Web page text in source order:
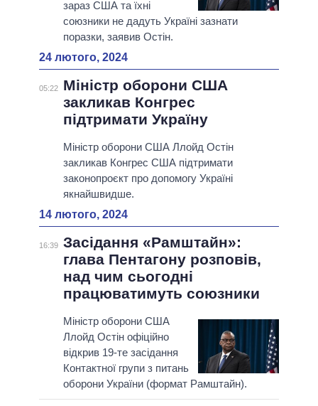
зараз США та їхні
союзники не дадуть Україні зазнати
поразки, заявив Остін.
24 лютого, 2024
05:22
Міністр оборони США
закликав Конгрес
підтримати Україну
Міністр оборони США Ллойд Остін
закликав Конгрес США підтримати
законопроєкт про допомогу Україні
якнайшвидше.
14 лютого, 2024
16:39 Засідання «Рамштайн»:
глава Пентагону розповів,
над чим сьогодні
працюватимуть союзники
Міністр оборони США
Ллойд Остін офіційно
відкрив 19-те засідання
Контактної групи з питань
оборони України (формат Рамштайн).